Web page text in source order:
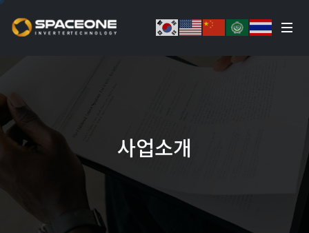
사업소개